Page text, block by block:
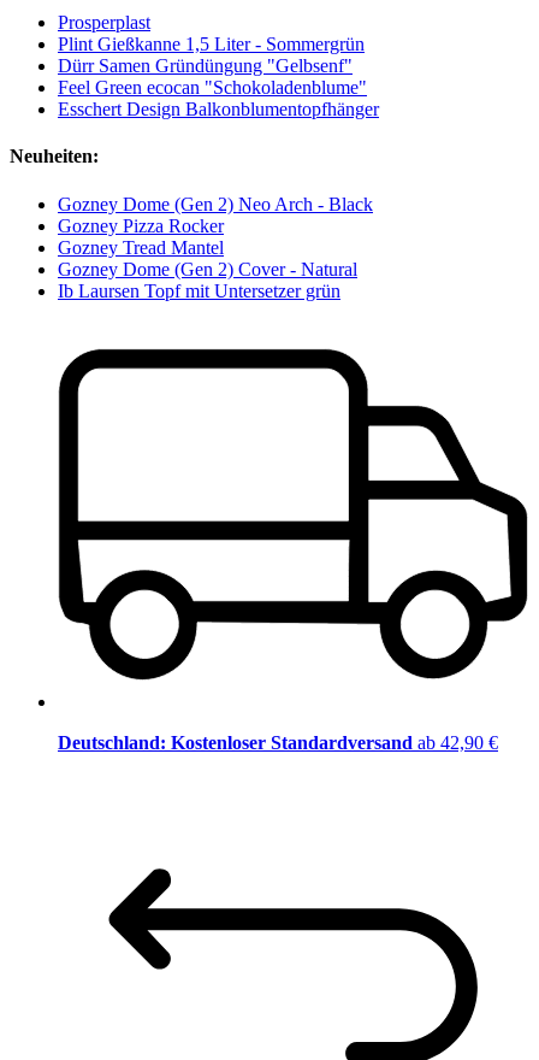
Prosperplast
Plint Gießkanne 1,5 Liter - Sommergrün
Dürr Samen Gründüngung "Gelbsenf"
Feel Green ecocan "Schokoladenblume"
Esschert Design Balkonblumentopfhänger
Neuheiten:
Gozney Dome (Gen 2) Neo Arch - Black
Gozney Pizza Rocker
Gozney Tread Mantel
Gozney Dome (Gen 2) Cover - Natural
Ib Laursen Topf mit Untersetzer grün
Deutschland: Kostenloser Standardversand ab 42,90 €